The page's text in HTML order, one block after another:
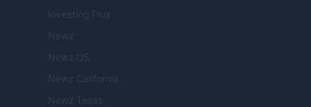
Investing Plus
Newz
Newz US
Newz California
Newz Texas